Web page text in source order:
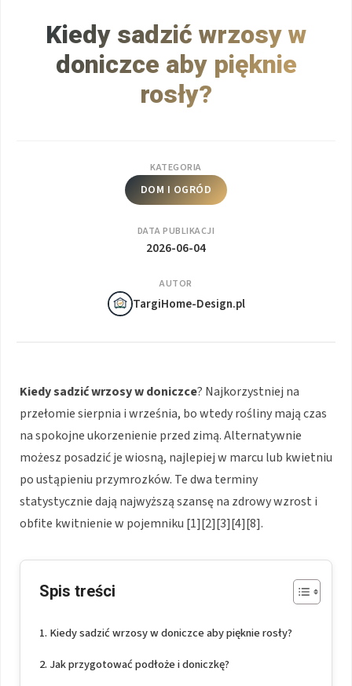
Kiedy sadzić wrzosy w
doniczce aby pięknie
rosły?
KATEGORIA
DOM I OGRÓD
DATA PUBLIKACJI
2026-06-04
AUTOR
TargiHome-Design.pl
Kiedy sadzić wrzosy w doniczce? Najkorzystniej na
przełomie sierpnia i września, bo wtedy rośliny mają czas
na spokojne ukorzenienie przed zimą. Alternatywnie
możesz posadzić je wiosną, najlepiej w marcu lub kwietniu
po ustąpieniu przymrozków. Te dwa terminy
statystycznie dają najwyższą szansę na zdrowy wzrost i
obfite kwitnienie w pojemniku [1][2][3][4][8].
Spis treści
Kiedy sadzić wrzosy w doniczce aby pięknie rosły?
Jak przygotować podłoże i doniczkę?